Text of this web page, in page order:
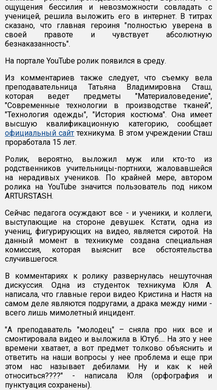
ощущения бессилия и невозможности совладать с
ученицей, решила выложить его в интернет. В титрах
сказано, что главная героиня "полностью уверена в
своей правоте и чувствует абсолютную
безнаказанность".
На портале YouTube ролик появился в среду.
Из комментариев также следует, что съемку вела
преподавательница Татьяна Владимировна Сташ,
которая ведет предметы "Материаловедение",
"Современные технологии в производстве тканей",
"Технология одежды", "История костюма". Она имеет
высшую квалификационную категорию, сообщает
официальный сайт техникума. В этом учреждении Сташ
проработала 15 лет.
Ролик, вероятно, выложил муж или кто-то из
родственников учительницы-портнихи, жаловавшейся
на нерадивых учеников. По крайней мере, автором
ролика на YouTube значится пользователь под ником
ARTURSTASH.
Сейчас педагога осуждают все - и ученики, и коллеги,
выступающие на стороне девушек. Кстати, одна из
учениц, фигурирующих на видео, является сиротой. На
данный момент в техникуме создана специальная
комиссия, которая выяснит все обстоятельства
случившегося.
В комментариях к ролику развернулась нешуточная
дискуссия. Одна из студенток техникума Юля А.
написала, что главные герои видео Кристина и Настя на
самом деле являются подругами, а драка между ними -
всего лишь мимолетный инцидент.
"А преподаватель "молодец" – сняла про них все и
смонтировала видео и выложила в Ютуб.... На это у нее
времени хватает, а вот предмет толково объяснить и
ответить на наши вопросы у нее проблема и еще при
этом нас называет дебилами. Ну и как к ней
относиться????" - написала Юля (орфография и
пунктуация сохранены).